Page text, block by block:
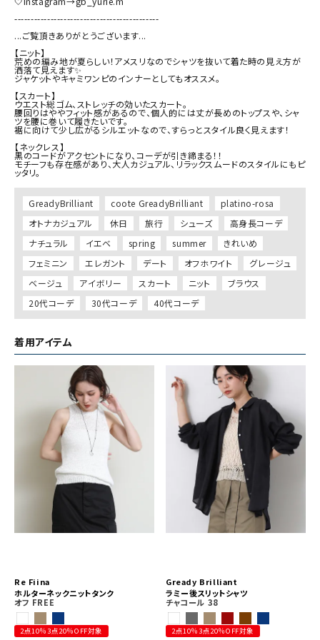
--------------------------------------------
...ご覧頂きありがとうございます...
【ニット】
荒めの編み地が夏らしい！アメスリなのでシャツを抜いて着た時の見え方が
洒落て見えます✨
ジャケットやキャミワンピのインナーとしてもオススメ。
【スカート】
ウエスト総ゴム、ストレッチの効いたスカート。
腰回りはややフィット感があるので、個人的には丈が長めのトップスや、シャ
ツを腰に巻いて履きたいです。
裾に向けて少し広がるシルエットなので、すらっとスタイル良く見えます！
【ネックレス】
黒のコードがアクセントになり、コーデが引き締まる！！
モチーフも存在感があり、大人カジュアル、リラックスムードのスタイルにもピ
ッタリ。
GreadyBrilliant coote GreadyBrilliant
platino-rosa
オトナカジュアル
休日 旅行 シューズ
高身長コーデ
ナチュラル
イエベ spring summer
きれいめ
フェミニン
エレガント デート オフホワイト
グレージュ
ベージュ
アイボリー スカート ニット
ブラウス
20代コーデ
30代コーデ 40代コーデ
着用アイテム
Re Fiina
ホルターネックニットタンク
オフ FREE
2点10％3点20％OFF対象
Gready Brilliant
ラミー後スリットシャツ
チャコール 38
2点10％3点20％OFF対象